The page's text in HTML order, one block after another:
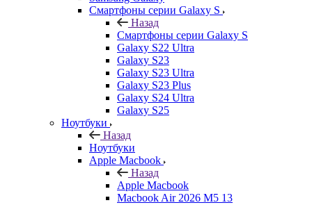
Смартфоны серии Galaxy S
Назад
Смартфоны серии Galaxy S
Galaxy S22 Ultra
Galaxy S23
Galaxy S23 Ultra
Galaxy S23 Plus
Galaxy S24 Ultra
Galaxy S25
Ноутбуки
Назад
Ноутбуки
Apple Macbook
Назад
Apple Macbook
Macbook Air 2026 M5 13